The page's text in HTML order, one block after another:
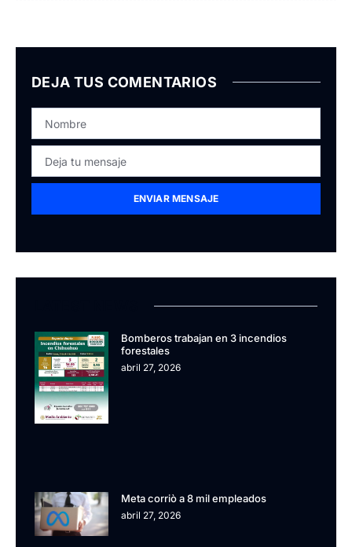
DEJA TUS COMENTARIOS
ENVIAR MENSAJE
Bomberos trabajan en 3 incendios
forestales
abril 27, 2026
Meta corriò a 8 mil empleados
abril 27, 2026